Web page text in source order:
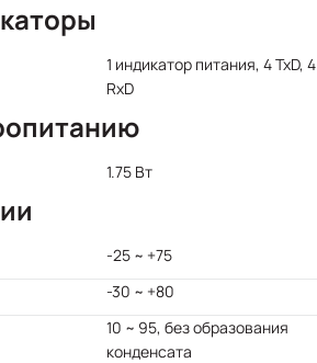
1 индикатор питания, 4 TxD, 4
RxD
1.75 Вт
-25 ~ +75
-30 ~ +80
10 ~ 95, без образования
конденсата